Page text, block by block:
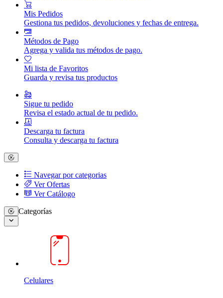
Mis Pedidos
Gestiona tus pedidos, devoluciones y fechas de entrega.
Métodos de Pago
Agrega y valida tus métodos de pago.
Mi lista de Favoritos
Guarda y revisa tus productos
Sigue tu pedido
Revisa el estado actual de tu pedido.
Descarga tu factura
Consulta y descarga tu factura
Navegar por categorias
Ver Ofertas
Ver Catálogo
Categorías
Celulares